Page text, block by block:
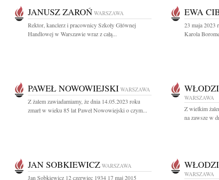
JANUSZ ZAROŃ WARSZAWA
Rektor, kanclerz i pracownicy Szkoły Głównej
Handlowej w Warszawie wraz z całą...
EWA
23 maja 2023
Karola
PAWEŁ NOWOWIEJSKI WARSZAWA
Z żalem zawiadamiamy, że dnia 14.05.2023 roku
zmarł w wieku 85 lat Paweł Nowowiejski o czym...
WARSZAWA
Z wielkim
na zawsze w
JAN SOBKIEWICZ WARSZAWA
Jan Sobkiewicz 12 czerwiec 1934 17 maj 2015 WARSZAWA